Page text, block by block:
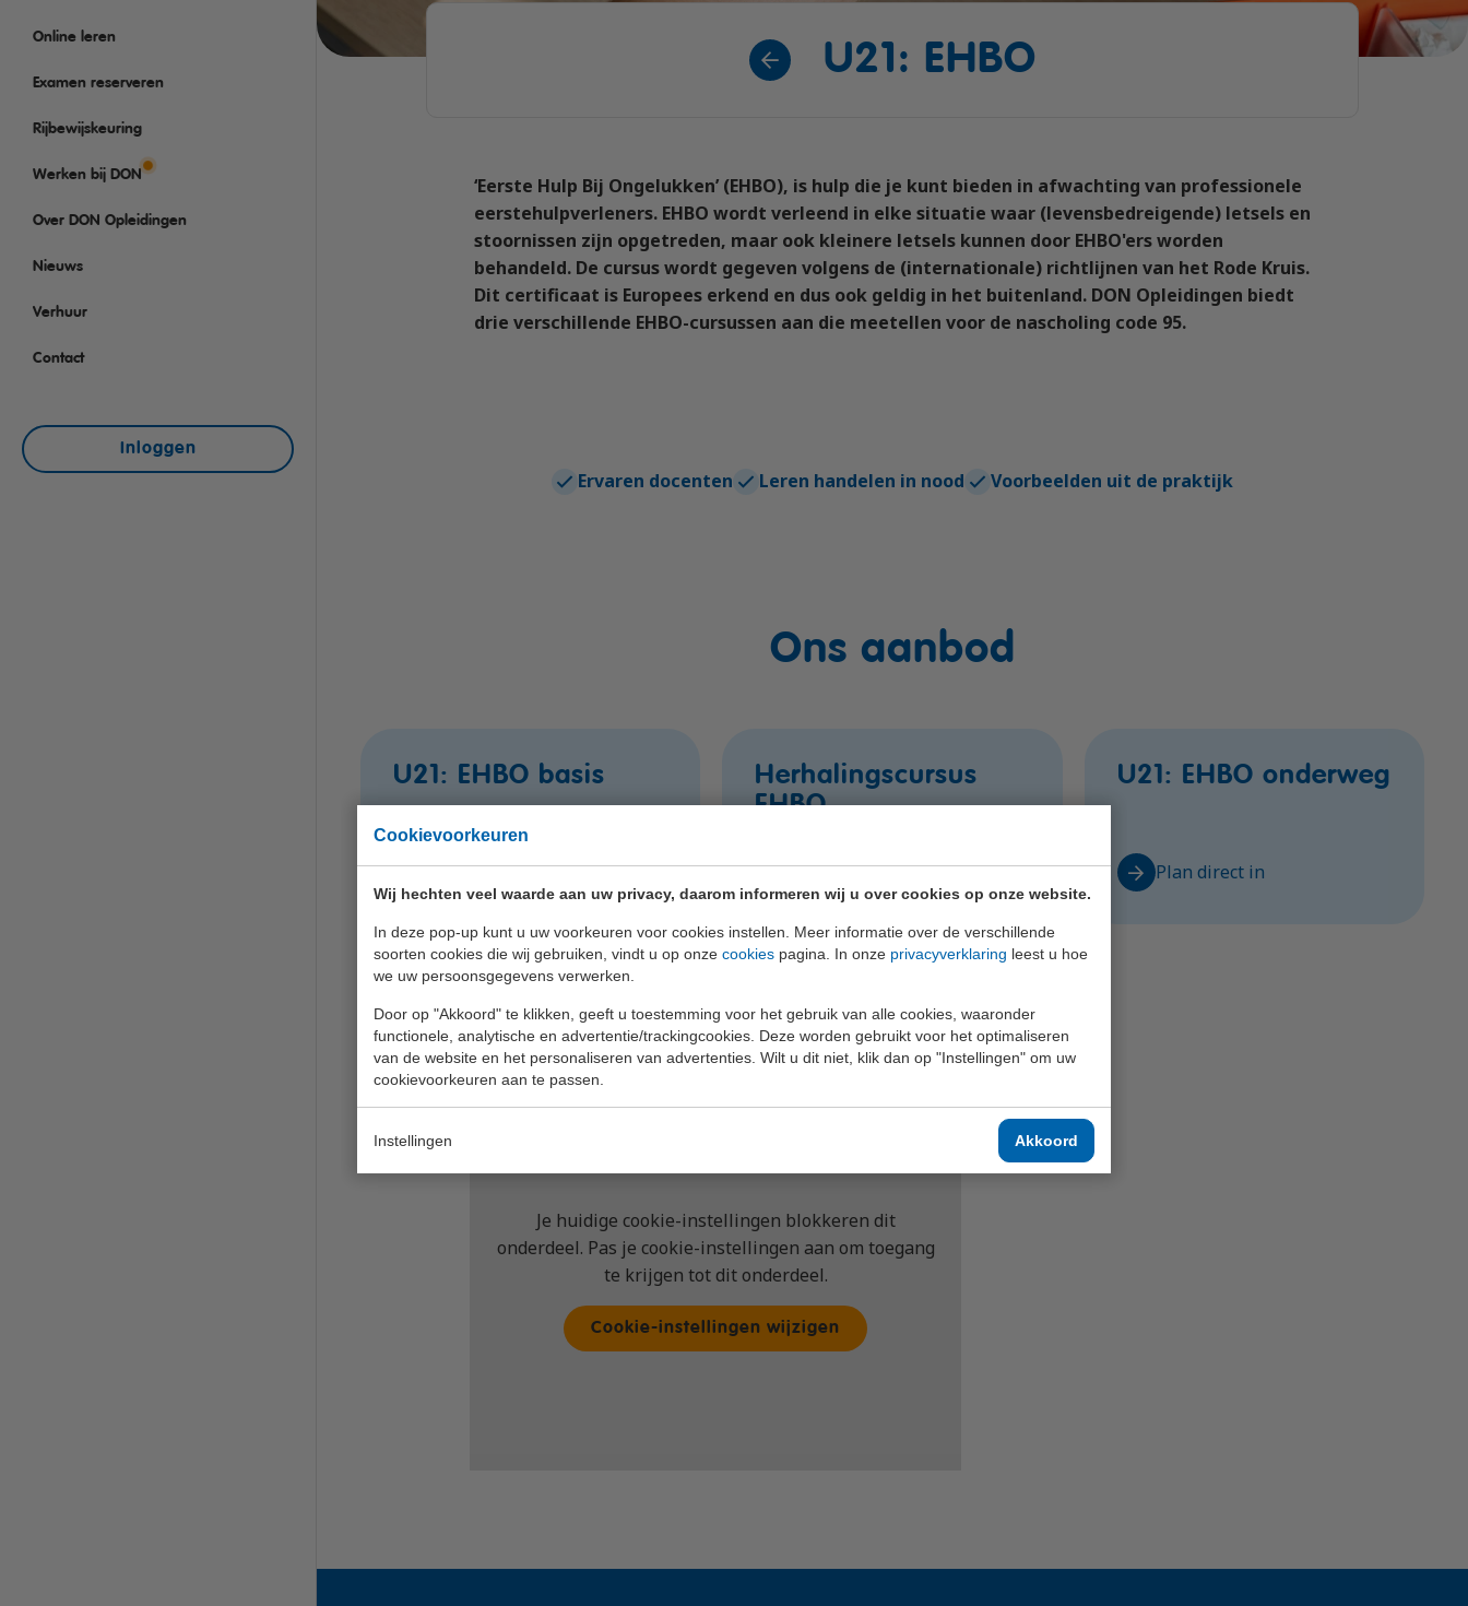
Cookievoorkeuren
Wij hechten veel waarde aan uw privacy, daarom informeren wij u over cookies op onze website.
In deze pop-up kunt u uw voorkeuren voor cookies instellen. Meer informatie over de verschillende
soorten cookies die wij gebruiken, vindt u op onze cookies pagina. In onze privacyverklaring leest u hoe
we uw persoonsgegevens verwerken.
Door op "Akkoord" te klikken, geeft u toestemming voor het gebruik van alle cookies, waaronder
functionele, analytische en advertentie/trackingcookies. Deze worden gebruikt voor het optimaliseren
van de website en het personaliseren van advertenties. Wilt u dit niet, klik dan op "Instellingen" om uw
cookievoorkeuren aan te passen.
Instellingen Akkoord
Rijbewijs D (Bus)
Bus met aanhanger rijbewijs (DE)
Training elektrische bestelbus
Veiligheidstrainingen op maat
Taaltraining Engels
Online leren
Examen reserveren
Rijbewijskeuring
Werken bij DON
Over DON Opleidingen
Nieuws
Verhuur
Contact
Inloggen
U21: EHBO
‘Eerste Hulp Bij Ongelukken’ (EHBO), is hulp die je kunt bieden in afwachting van professionele
eerstehulpverleners. EHBO wordt verleend in elke situatie waar (levensbedreigende) letsels en
stoornissen zijn opgetreden, maar ook kleinere letsels kunnen door EHBO'ers worden
behandeld. De cursus wordt gegeven volgens de (internationale) richtlijnen van het Rode Kruis.
Dit certificaat is Europees erkend en dus ook geldig in het buitenland. DON Opleidingen biedt
drie verschillende EHBO-cursussen aan die meetellen voor de nascholing code 95.
Ervaren docenten Leren handelen in nood Voorbeelden uit de praktijk
Ons aanbod
U21: EHBO basis
Plan direct in
Herhalingscursus
EHBO
Plan direct in
U21: EHBO onderweg
Plan direct in
Je huidige cookie-instellingen blokkeren dit
onderdeel. Pas je cookie-instellingen aan om toegang
te krijgen tot dit onderdeel.
Cookie-instellingen wijzigen